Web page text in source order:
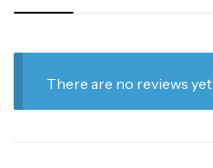
There are no reviews yet.